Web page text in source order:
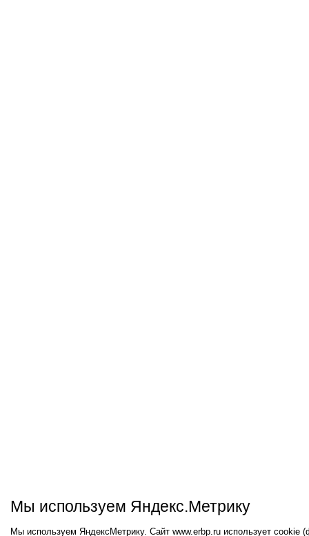
Мы используем Яндекс.Метрику
Мы используем ЯндексМетрику. Сайт www.erbp.ru использует